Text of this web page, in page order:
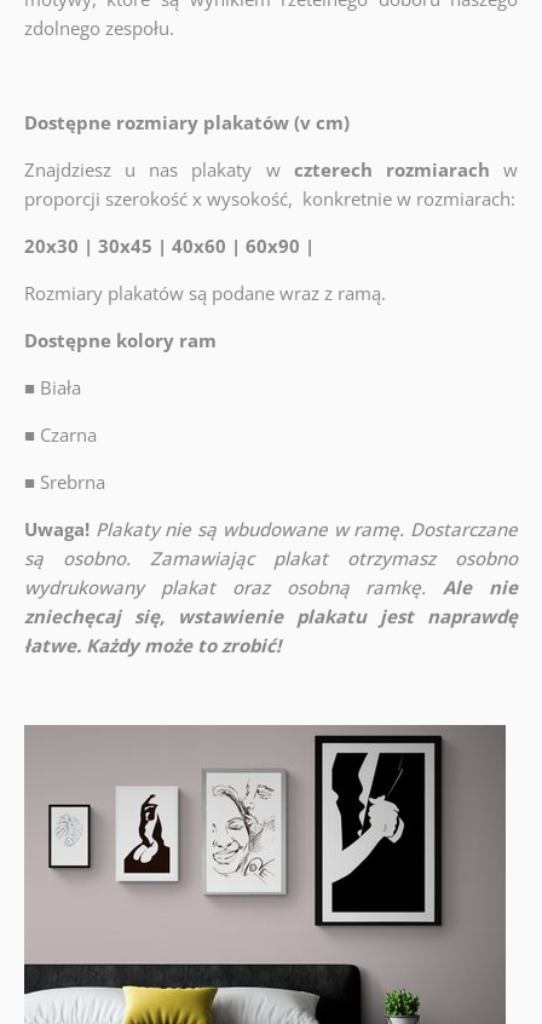
zdolnego zespołu.
Dostępne rozmiary plakatów (v cm)
Znajdziesz u nas plakaty w czterech rozmiarach
w
proporcji szerokość x wysokość, konkretnie w rozmiarach:
20x30 | 30x45 | 40x60 | 60x90 |
Rozmiary plakatów są podane wraz z ramą.
Dostępne kolory ram
■ Biała
■ Czarna
■ Srebrna
Uwaga! Plakaty nie są wbudowane w ramę. Dostarczane
są osobno. Zamawiając plakat otrzymasz osobno
wydrukowany plakat oraz osobną ramkę.
Ale nie
zniechęcaj się, wstawienie plakatu jest naprawdę
łatwe. Każdy może to zrobić!